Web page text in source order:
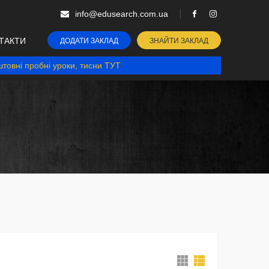
info@edusearch.com.ua
ДОДАТИ ЗАКЛАД ЗНАЙТИ ЗАКЛАД
пробні уроки, тисни ТУТ